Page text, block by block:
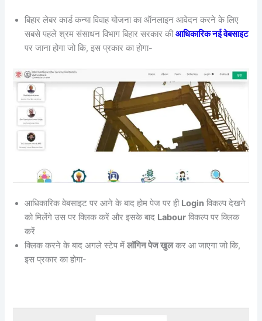
बिहार लेबर कार्ड कन्या विवाह योजना का ऑनलाइन आवेदन करने के लिए
सबसे पहले श्रम संसाधन विभाग बिहार सरकार कीआधिकारिक नई वेबसाइट
पर जाना होगा जो कि, इस प्रकार का होगा-
आधिकारिक वेबसाइट पर आने के बाद होम पेज पर ही Login विकल्प देखने
को मिलेंगे उस पर क्लिक करें और इसके बाद Labour विकल्प पर क्लिक
करें
क्लिक करने के बाद अगले स्टेप मेंलॉगिन पेज खुलकर आ जाएगा जो कि,
इस प्रकार का होगा-